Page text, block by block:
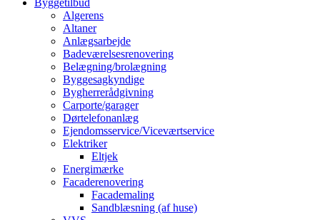
Byggetilbud
Algerens
Altaner
Anlægsarbejde
Badeværelsesrenovering
Belægning/brolægning
Byggesagkyndige
Bygherrerådgivning
Carporte/garager
Dørtelefonanlæg
Ejendomsservice/Viceværtservice
Elektriker
Eltjek
Energimærke
Facaderenovering
Facademaling
Sandblæsning (af huse)